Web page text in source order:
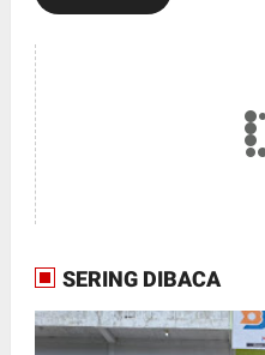
SERING DIBACA